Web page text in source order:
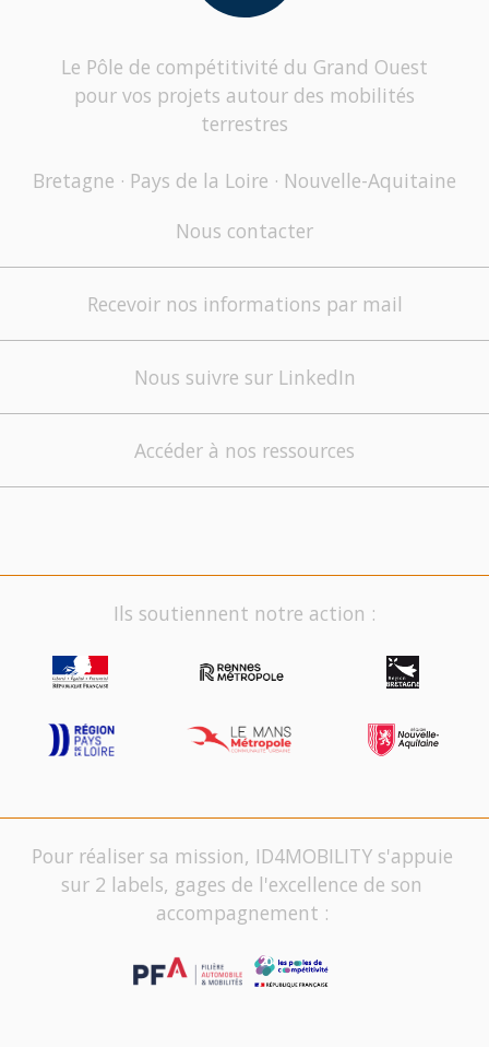
Le Pôle de compétitivité du Grand Ouest
pour vos projets autour des mobilités
terrestres
Bretagne · Pays de la Loire · Nouvelle-Aquitaine
Nous contacter
Recevoir nos informations par mail
Nous suivre sur LinkedIn
Accéder à nos ressources
Ils soutiennent notre action :
Pour réaliser sa mission, ID4MOBILITY s'appuie
sur 2 labels, gages de l'excellence de son
accompagnement :